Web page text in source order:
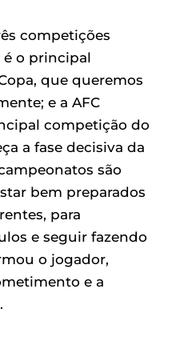
competições
o principal
que queremos
e a AFC
competição do
a fase decisiva da
são
bem preparados
para
e seguir fazendo
o jogador,
e a